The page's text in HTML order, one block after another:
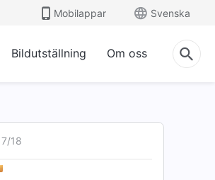
Mobilappar Svenska
Bildutställning Om oss
7/18
Dagliga ord från Gud: Verkets
Dagliga ord från Gud: Verkets
tre stadier | Utdrag 8